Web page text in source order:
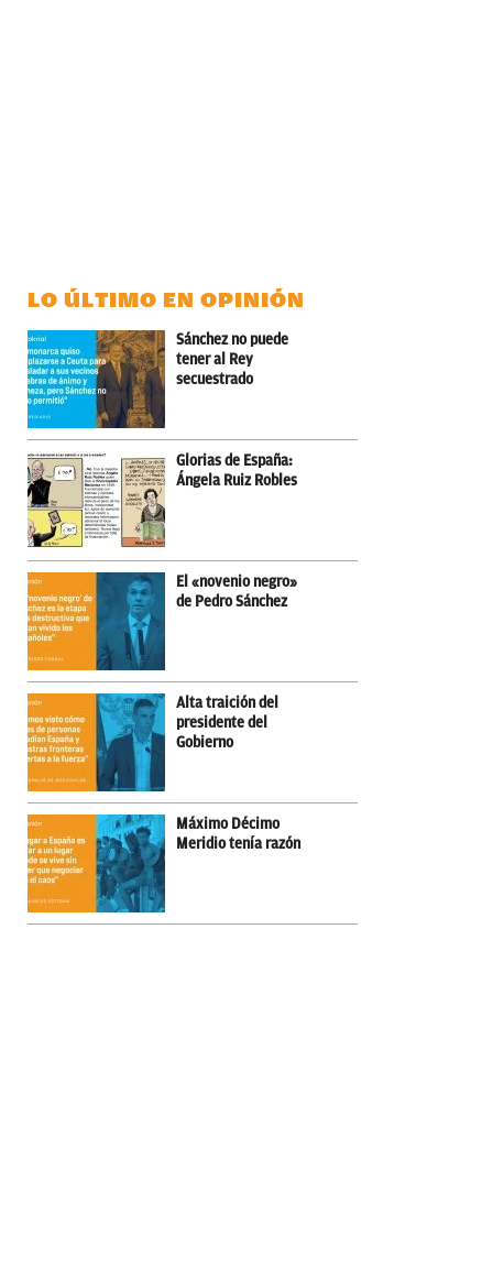
LO ÚLTIMO EN OPINIÓN
Sánchez no puede
tener al Rey
secuestrado
Glorias de España:
Ángela Ruiz Robles
El «novenio negro»
de Pedro Sánchez
Alta traición del
presidente del
Gobierno
Máximo Décimo
Meridio tenía razón